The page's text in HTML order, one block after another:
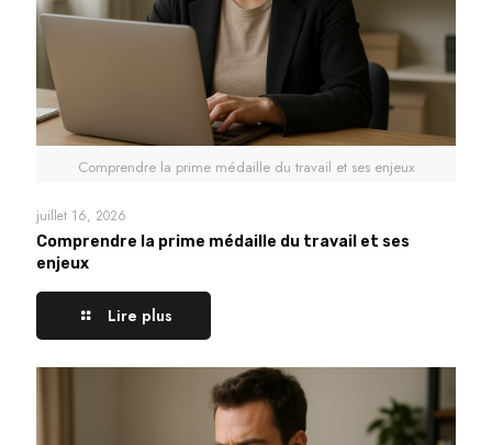
Comprendre la prime médaille du travail et ses enjeux
juillet 16, 2026
Comprendre la prime médaille du travail et ses
enjeux
Lire plus